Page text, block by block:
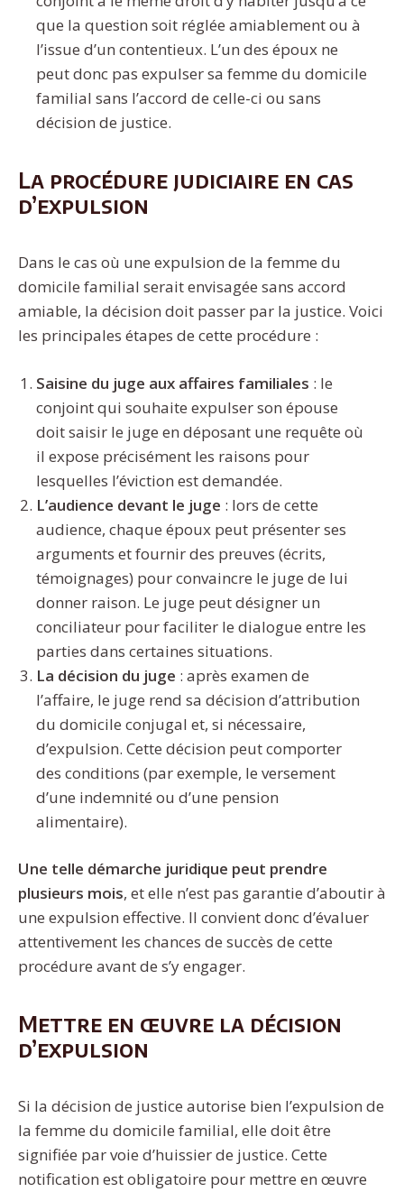
que la question soit réglée amiablement ou à
l’issue d’un contentieux. L’un des époux ne
peut donc pas expulser sa femme du domicile
familial sans l’accord de celle-ci ou sans
décision de justice.
La procédure judiciaire en cas
d’expulsion
Dans le cas où une expulsion de la femme du
domicile familial serait envisagée sans accord
amiable, la décision doit passer par la justice. Voici
les principales étapes de cette procédure :
Saisine du juge aux affaires familiales : le
conjoint qui souhaite expulser son épouse
doit saisir le juge en déposant une requête où
il expose précisément les raisons pour
lesquelles l’éviction est demandée.
L’audience devant le juge : lors de cette
audience, chaque époux peut présenter ses
arguments et fournir des preuves (écrits,
témoignages) pour convaincre le juge de lui
donner raison. Le juge peut désigner un
conciliateur pour faciliter le dialogue entre les
parties dans certaines situations.
La décision du juge : après examen de
l’affaire, le juge rend sa décision d’attribution
du domicile conjugal et, si nécessaire,
d’expulsion. Cette décision peut comporter
des conditions (par exemple, le versement
d’une indemnité ou d’une pension
alimentaire).
Une telle démarche juridique peut prendre
plusieurs mois, et elle n’est pas garantie d’aboutir à
une expulsion effective. Il convient donc d’évaluer
attentivement les chances de succès de cette
procédure avant de s’y engager.
Mettre en œuvre la décision
d’expulsion
Si la décision de justice autorise bien l’expulsion de
la femme du domicile familial, elle doit être
signifiée par voie d’huissier de justice. Cette
notification est obligatoire pour mettre en œuvre